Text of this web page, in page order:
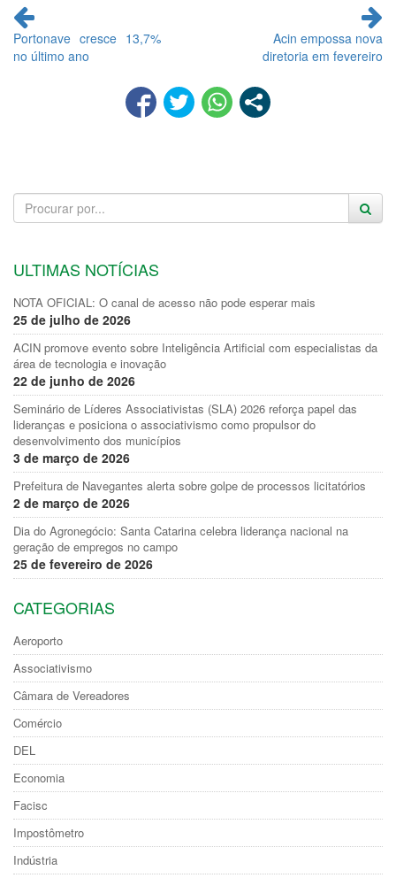
Continue
lendo
Portonave cresce 13,7%
no último ano
Acin empossa nova
diretoria em fevereiro
ULTIMAS NOTÍCIAS
NOTA OFICIAL: O canal de acesso não pode esperar mais
25 de julho de 2026
ACIN promove evento sobre Inteligência Artificial com especialistas da
área de tecnologia e inovação
22 de junho de 2026
Seminário de Líderes Associativistas (SLA) 2026 reforça papel das
lideranças e posiciona o associativismo como propulsor do
desenvolvimento dos municípios
3 de março de 2026
Prefeitura de Navegantes alerta sobre golpe de processos licitatórios
2 de março de 2026
Dia do Agronegócio: Santa Catarina celebra liderança nacional na
geração de empregos no campo
25 de fevereiro de 2026
CATEGORIAS
Aeroporto
Associativismo
Câmara de Vereadores
Comércio
DEL
Economia
Facisc
Impostômetro
Indústria